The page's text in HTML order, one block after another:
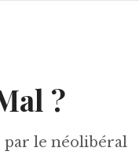
?
par le néolibéral